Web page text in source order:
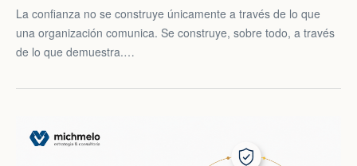
La confianza no se construye únicamente a través de lo que
una organización comunica. Se construye, sobre todo, a través
de lo que demuestra.…